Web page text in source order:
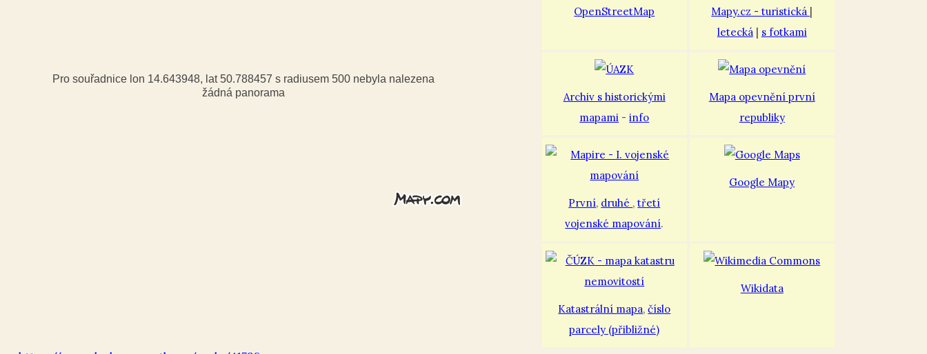
Pro souřadnice lon 14.643948, lat 50.788457 s radiusem 500 nebyla nalezena
žádná panorama
OpenStreetMap Mapy.cz - turistická |
letecká| s fotkami
Archiv s historickými
mapami -info
Mapa opevnění první
republiky
První, druhé ,třetí
vojenské mapování.
Google Mapy
Katastrální mapa,číslo
parcely (přibližné)
Wikidata